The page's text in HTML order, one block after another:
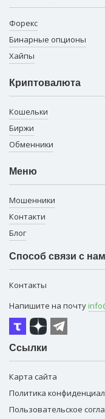
Форекс
Бинарные опционы
Хайпы
Криптовалюта
Кошельки
Биржи
Обменники
Меню
Мошенники
Контакти
Блог
Способ связи с
Контакты
Напишите на почту
Ссылки
Карта сайта
Политика
Пользовательское